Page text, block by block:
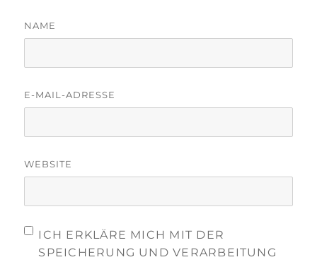
NAME
E-MAIL-ADRESSE
WEBSITE
ICH ERKLÄRE MICH MIT DER
SPEICHERUNG UND VERARBEITUNG